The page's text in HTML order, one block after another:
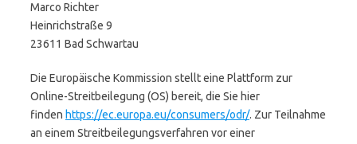
Marco Richter
Heinrichstraße 9
23611 Bad Schwartau
Die Europäische Kommission stellt eine Plattform zur
Online-Streitbeilegung (OS) bereit, die Sie hier
finden https://ec.europa.eu/consumers/odr/. Zur Teilnahme
an einem Streitbeilegungsverfahren vor einer